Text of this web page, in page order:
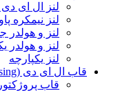
لنز ال ای دی 3030
لنز نیمکره
لنز و هولدر
لنز و هولدر
لنز یکپارچه
قاب ال ای دی (LED Housing)
قاب